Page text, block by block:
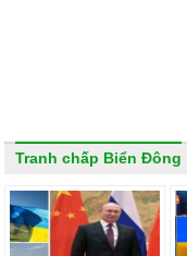
Tranh chấp Biển Đông